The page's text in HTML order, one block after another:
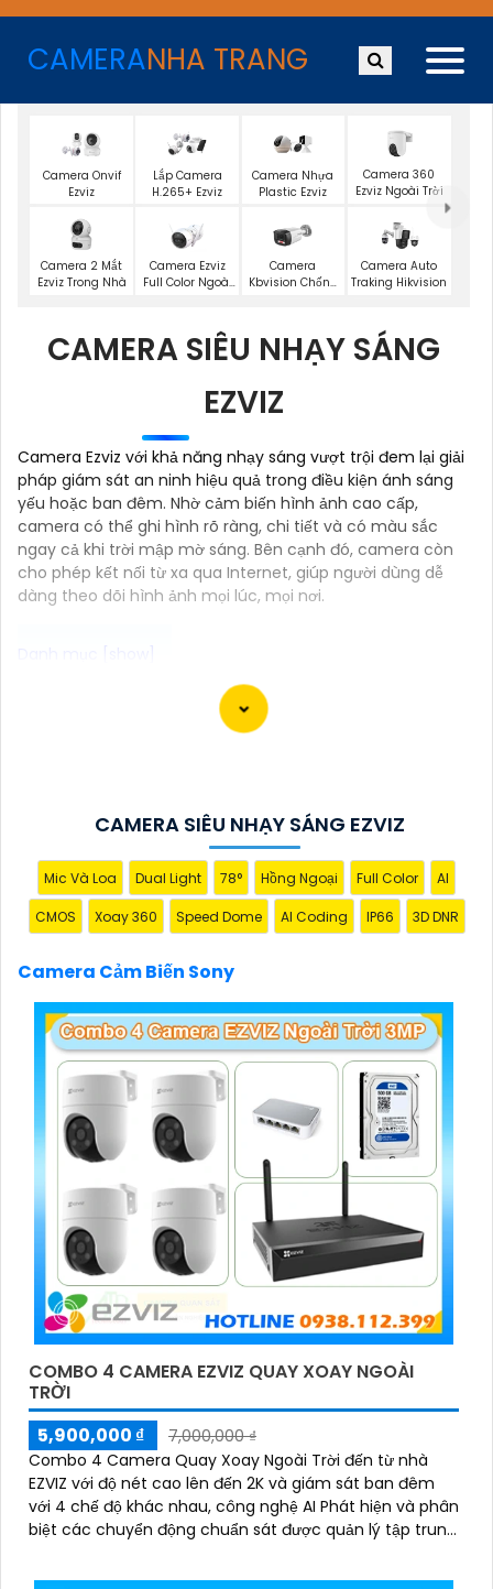
CAMERANHA TRANG
Camera Onvif
Ezviz
Lắp Camera
H.265+ Ezviz
Camera Nhựa
Plastic Ezviz
Camera 360
Ezviz Ngoài Trời
Camera 2 Mắt
Ezviz Trong Nhà
Camera Ezviz
Full Color Ngoài
Camera
Kbvision Chống
Camera Auto
Traking Hikvision
CAMERA SIÊU NHẠY SÁNG
EZVIZ
Camera Ezviz với khả năng nhạy sáng vượt trội đem lại giải
pháp giám sát an ninh hiệu quả trong điều kiện ánh sáng
yếu hoặc ban đêm. Nhờ cảm biến hình ảnh cao cấp,
camera có thể ghi hình rõ ràng, chi tiết và có màu sắc
ngay cả khi trời mập mờ sáng. Bên cạnh đó, camera còn
cho phép kết nối từ xa qua Internet, giúp người dùng dễ
dàng theo dõi hình ảnh mọi lúc, mọi nơi.
Camera Cảm Biến Sony với hình ảnh chất lượng sắc
nét là lựa chọn tuyệt vời để ghi lại các hoạt động an
tính dễ dàng với hình rõ ràng chân thực nhất, đặc
CAMERA SIÊU NHẠY SÁNG EZVIZ
Mic Và Loa Dual Light 78° Hồng Ngoại Full Color AI
CMOS Xoay 360 Speed Dome AI Coding IP66 3D DNR
Camera Cảm Biến Sony
COMBO 4 CAMERA EZVIZ QUAY XOAY NGOÀI
TRỜI
5,900,000 ₫
7,000,000 ₫
Combo 4 Camera Quay Xoay Ngoài Trời đến từ nhà
EZVIZ với độ nét cao lên đến 2K và giám sát ban đêm
với 4 chế độ khác nhau, công nghệ AI Phát hiện và phân
biệt các chuyển động chuẩn sát được quản lý tập trung